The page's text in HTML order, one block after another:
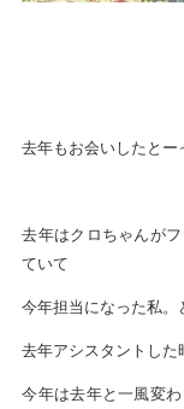
去年もお会いしたとー
去年はクロちゃんが
ていて
今年担当になった私。
去年アシスタントし
今年は去年と一風変